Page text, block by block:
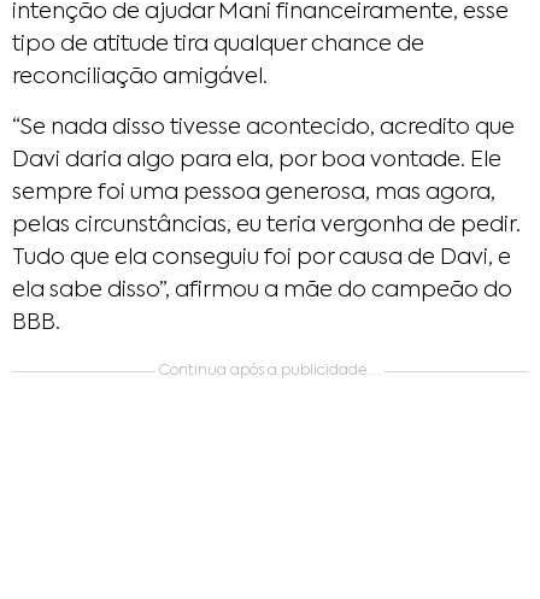
intenção de ajudar Mani financeiramente, esse
tipo de atitude tira qualquer chance de
reconciliação amigável.
“Se nada disso tivesse acontecido, acredito que
Davi daria algo para ela, por boa vontade. Ele
sempre foi uma pessoa generosa, mas agora,
pelas circunstâncias, eu teria vergonha de pedir.
Tudo que ela conseguiu foi por causa de Davi, e
ela sabe disso”, afirmou a mãe do campeão do
BBB.
Continua após a publicidade....